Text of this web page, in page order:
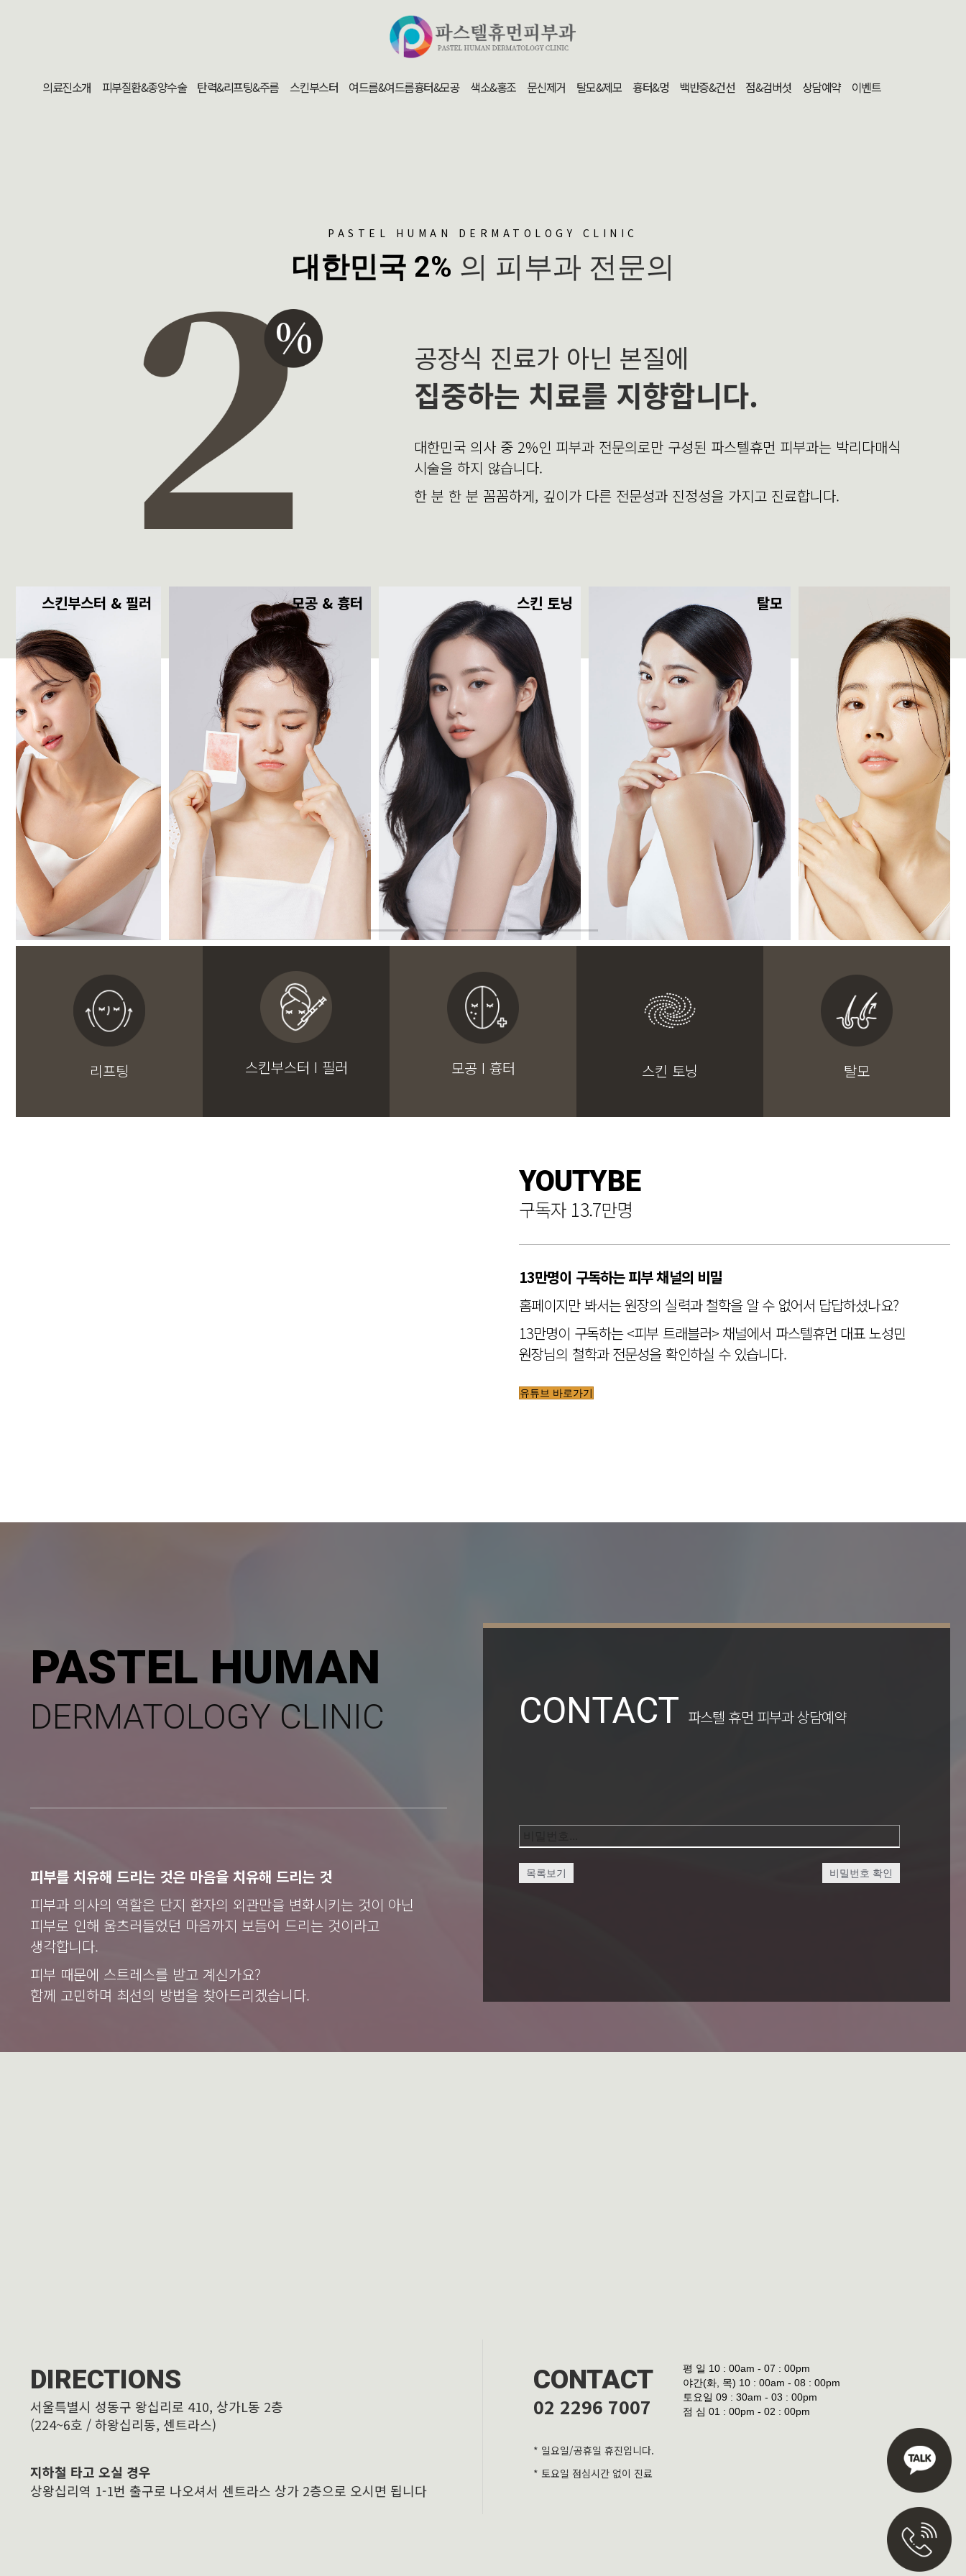
의료진소개 피부질환&종양수술 탄력&리프팅&주름 스킨부스터 여드름&여드름흉터&모공 색소&홍조 문신제거 탈모&제모 흉터&멍 백반증&건선 점&검버섯 상담예약 이벤트
PASTEL HUMAN DERMATOLOGY CLINIC
대한민국 2% 의 피부과 전문의
공장식 진료가 아닌 본질에
집중하는 치료를 지향합니다.
대한민국 의사 중 2%인 피부과 전문의로만 구성된 파스텔휴먼 피부과는 박리다매식
시술을 하지 않습니다.
한 분 한 분 꼼꼼하게, 깊이가 다른 전문성과 진정성을 가지고 진료합니다.
스킨부스터 & 필러 모공 & 흉터 스킨 토닝 탈모
리프팅 스킨부스터 I 필러 모공 I 흉터 스킨 토닝 탈모
YOUTYBE
구독자 13.7만명
13만명이 구독하는 피부 채널의 비밀
홈페이지만 봐서는 원장의 실력과 철학을 알 수 없어서 답답하셨나요?
13만명이 구독하는 <피부 트래블러> 채널에서 파스텔휴먼 대표 노성민
원장님의 철학과 전문성을 확인하실 수 있습니다.
유튜브 바로가기
PASTEL HUMAN
DERMATOLOGY CLINIC
피부를 치유해 드리는 것은 마음을 치유해 드리는 것
피부과 의사의 역할은 단지 환자의 외관만을 변화시키는 것이 아닌
피부로 인해 움츠러들었던 마음까지 보듬어 드리는 것이라고
생각합니다.
피부 때문에 스트레스를 받고 계신가요?
함께 고민하며 최선의 방법을 찾아드리겠습니다.
CONTACT 파스텔 휴먼 피부과 상담예약
목록보기 비밀번호 확인
DIRECTIONS
서울특별시 성동구 왕십리로 410, 상가L동 2층
(224~6호 / 하왕십리동, 센트라스)
지하철 타고 오실 경우
상왕십리역 1-1번 출구로 나오셔서 센트라스 상가 2층으로 오시면 됩니다
CONTACT
02 2296 7007
* 일요일/공휴일 휴진입니다.
* 토요일 점심시간 없이 진료
평 일 10 : 00am - 07 : 00pm
야간(화, 목) 10 : 00am - 08 : 00pm
토요일 09 : 30am - 03 : 00pm
점 심 01 : 00pm - 02 : 00pm